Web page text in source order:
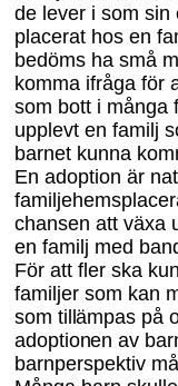
de lever i som sin
placerat hos en
bedöms ha små
komma ifråga för
som bott i många
upplevt en familj
barnet kunna
En adoption är
chansen att växa
en familj med
För att fler ska
familjer som kan
som tillämpas på
adoptionen av
barnperspektiv